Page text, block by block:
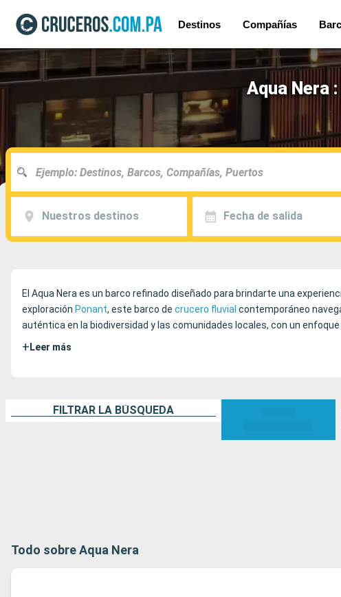
Destinos Compañías
Aqua Nera
Nuestros destinos Fecha de salida
El Aqua Nera es un barco refinado diseñado para brindarte una
exploración Ponant, este barco de crucero fluvial contemporáneo
auténtica en la biodiversidad y las comunidades locales, con un
+ Leer más
FILTRAR LA BÚSQUEDA
Todo sobre Aqua Nera